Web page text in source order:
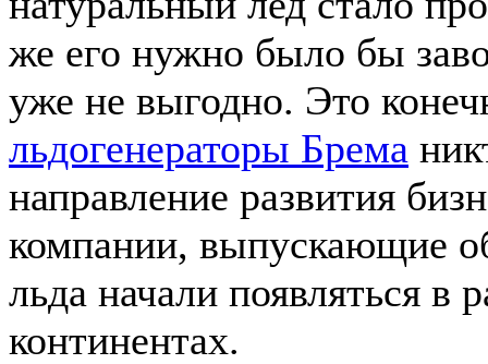
же его нужно было бы
уже не выгодно. Это
льдогенераторы Брема
направление развития
компании, выпускающие
льда начали появляться в
континентах.